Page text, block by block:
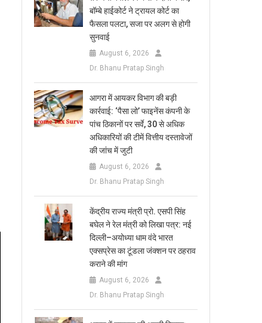
बॉम्बे हाईकोर्ट ने ट्रायल कोर्ट का
फैसला पलटा, सजा पर अलग से होगी
सुनवाई
August 6, 2026
Dr. Bhanu Pratap Singh
आगरा में आयकर विभाग की बड़ी
कार्रवाई: ‘पैसा लो’ फाइनेंस कंपनी के
पांच ठिकानों पर सर्वे, 30 से अधिक
अधिकारियों की टीमें वित्तीय दस्तावेजों
की जांच में जुटी
August 6, 2026
Dr. Bhanu Pratap Singh
केंद्रीय राज्य मंत्री प्रो. एसपी सिंह
बघेल ने रेल मंत्री को लिखा पत्र: नई
दिल्ली–अयोध्या धाम वंदे भारत
एक्सप्रेस का टूंडला जंक्शन पर ठहराव
कराने की मांग
August 6, 2026
Dr. Bhanu Pratap Singh